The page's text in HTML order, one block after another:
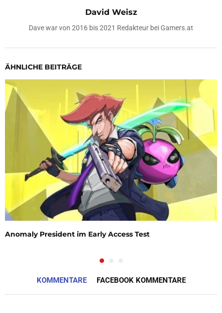
David Weisz
Dave war von 2016 bis 2021 Redakteur bei Gamers.at
ÄHNLICHE BEITRÄGE
Anomaly President im Early Access Test
KOMMENTARE FACEBOOK KOMMENTARE